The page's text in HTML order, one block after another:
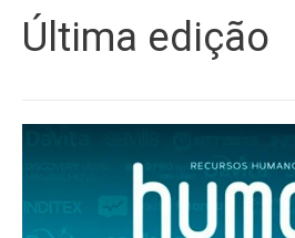
Última edição